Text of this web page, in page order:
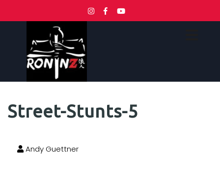
Street-Stunts-5
Andy Guettner